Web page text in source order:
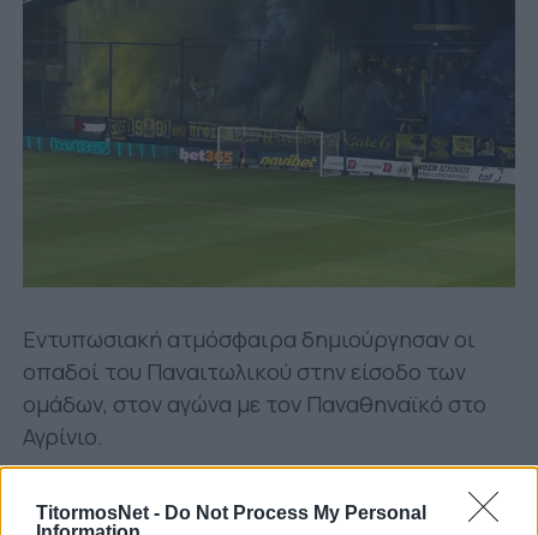
TitormosNet - Do Not Process My Personal
Εντυπωσιακή ατμόσφαιρα δημιούργησαν οι
οπαδοί του Παναιτωλικού στην είσοδο των
ομάδων, στον αγώνα με τον Παναθηναϊκό στο
Αγρίνιο.
Ακολουθήστε μας στο Google